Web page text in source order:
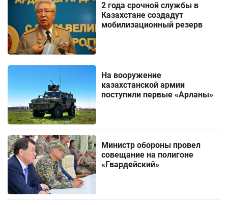
2 года срочной службы в
Казахстане создадут
мобилизационный резерв
На вооружение
казахстанской армии
поступили первые «Арланы»
Министр обороны провел
совещание на полигоне
«Гвардейский»